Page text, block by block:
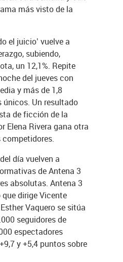
más visto de la
el juicio’ vuelve a
subiendo,
un 12,1%. Repite
del jueves con
y más de 1,8
únicos. Un resultado
de ficción de la
Elena Rivera gana otra
día vuelven a
de Antena 3
absolutas. Antena 3
dirige Vicente
Vaquero se sitúa
seguidores de
espectadores
y +5,4 puntos sobre